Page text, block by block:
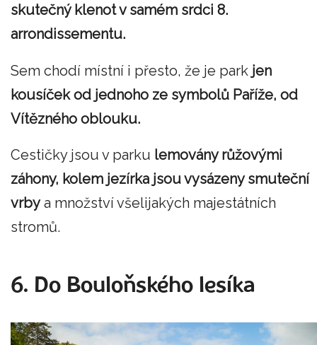
skutečný klenot v samém srdci 8.
arrondissementu.
Sem chodí místní i přesto, že je park jen
kousíček od jednoho ze symbolů Paříže, od
Vítězného oblouku.
Cestičky jsou v parku lemovány růžovými
záhony, kolem jezírka jsou vysázeny smuteční
vrbya množství všelijakých majestátních
stromů.
6. Do Bouloňského lesíka